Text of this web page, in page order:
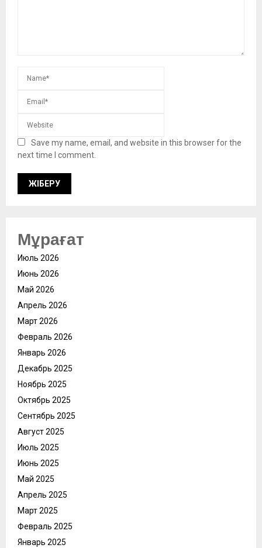
Save my name, email, and website in this browser for the
next time I comment.
Мұрағат
Июль 2026
Июнь 2026
Май 2026
Апрель 2026
Март 2026
Февраль 2026
Январь 2026
Декабрь 2025
Ноябрь 2025
Октябрь 2025
Сентябрь 2025
Август 2025
Июль 2025
Июнь 2025
Май 2025
Апрель 2025
Март 2025
Февраль 2025
Январь 2025